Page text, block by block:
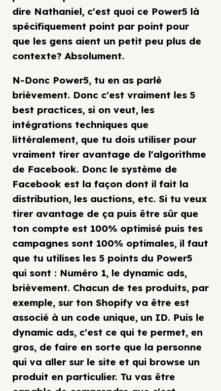
dire Nathaniel, c'est quoi ce Power5 là
spécifiquement point par point pour
que les gens aient un petit peu plus de
contexte? Absolument.
N-Donc Power5, tu en as parlé
brièvement. Donc c'est vraiment les 5
best practices, si on veut, les
intégrations techniques que
littéralement, que tu dois utiliser pour
vraiment tirer avantage de l'algorithme
de Facebook. Donc le système de
Facebook est la façon dont il fait la
distribution, les auctions, etc. Si tu veux
tirer avantage de ça puis être sûr que
ton compte est 100% optimisé puis tes
campagnes sont 100% optimales, il faut
que tu utilises les 5 points du Power5
qui sont : Numéro 1, le dynamic ads,
brièvement. Chacun de tes produits, par
exemple, sur ton Shopify va être est
associé à un code unique, un ID. Puis le
dynamic ads, c'est ce qui te permet, en
gros, de faire en sorte que la personne
qui va aller sur le site et qui browse un
produit en particulier. Tu vas être